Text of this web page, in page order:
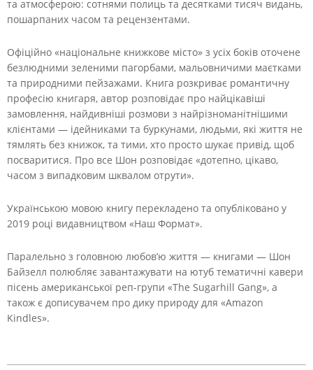
та атмосферою: сотнями полиць та десятками тисяч видань,
пошарпаних часом та рецензентами.
Офіційно «національне книжкове місто» з усіх боків оточене
безлюдними зеленими пагорбами, мальовничими маєтками
та природними пейзажами. Книга розкриває романтичну
професію книгаря, автор розповідає про найцікавіші
замовлення, найдивніші розмови з найрізноманітнішими
клієнтами — ідейниками та буркунами, людьми, які життя не
тямлять без книжок, та тими, хто просто шукає привід, щоб
посваритися. Про все Шон розповідає «дотепно, цікаво,
часом з випадковим шквалом отрути».
Українською мовою книгу перекладено та опубліковано у
2019 році видавництвом «Наш Формат».
Паралельно з головною любов’ю життя — книгами — Шон
Байзелл полюбляє завантажувати на ютуб тематичні кавери
пісень американської реп-групи «The Sugarhill Gang», а
також є дописувачем про дику природу для «Amazon
Kindles».